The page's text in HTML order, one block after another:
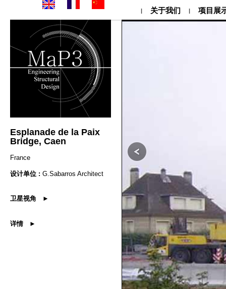
| 关于我们 | 项目展
Esplanade de la Paix
Bridge, Caen
France
设计单位 : G.Sabarros Architect
卫星视角 ►
详情 ►